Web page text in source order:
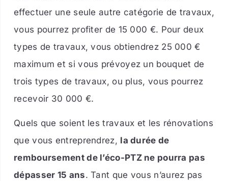
effectuer une seule autre catégorie de travaux,
vous pourrez profiter de 15 000 €. Pour deux
types de travaux, vous obtiendrez 25 000 €
maximum et si vous prévoyez un bouquet de
trois types de travaux, ou plus, vous pourrez
recevoir 30 000 €.
Quels que soient les travaux et les rénovations
que vous entreprendrez, la durée de
remboursement de l’éco-PTZ ne pourra pas
dépasser 15 ans. Tant que vous n’aurez pas